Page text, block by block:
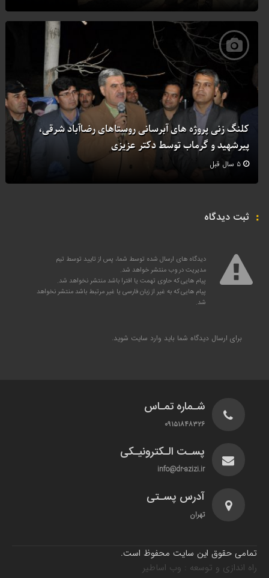
کلنگ زنی پروژه های آبرسانی روستاهای رضاآباد شرقی،
پیرشهید و گرماب توسط دکتر عزیزی
۵ سال قبل
ثبت دیدگاه
دیدگاه های ارسال شده توسط شما، پس از تایید توسط تیم
مدیریت در وب منتشر خواهد شد.
پیام هایی که حاوی تهمت یا افترا باشد منتشر نخواهد شد.
پیام هایی که به غیر از زبان فارسی یا غیر مرتبط باشد منتشر نخواهد
شد.
برای ارسال دیدگاه شما باید وارد سایت شوید.
شـماره تمـاس
۰۹۱۵۱۸۴۸۳۲۶
پسـت الـکترونیـکی
info@dr-azizi.ir
آدرس پسـتی
تهران
تمامی حقوق این سایت محفوظ است.
راه اندازی و توسعه : وب اساطیر